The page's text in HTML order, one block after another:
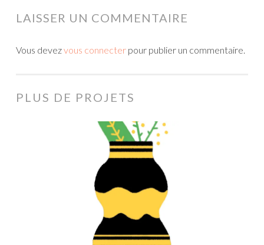
LAISSER UN COMMENTAIRE
Vous devezvous connecter pour publier un commentaire.
PLUS DE PROJETS